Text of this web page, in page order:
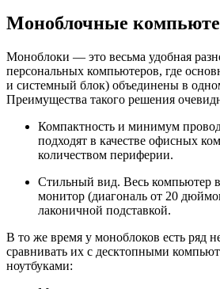
Моноблочные
Моноблоки — это весьма удобная
персональных компьютеров, где
и системный блок) объединены в
Преимущества такого решения
Компактность и минимум
подходят в качестве офисных
количеством периферии.
Стильный вид. Весь компьютер
монитор (диагональ от 20
лаконичной подставкой.
В то же время у моноблоков есть ряд
сравнивать их с десктопными
ноутбуками: